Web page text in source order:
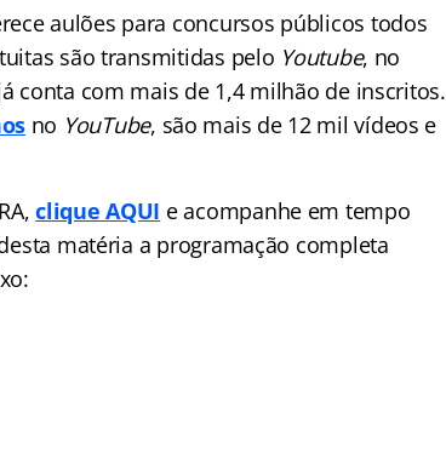
aulões para concursos públicos todos
são transmitidas pelo Youtube, no
conta com mais de 1,4 milhão de inscritos.
no YouTube, são mais de 12 mil vídeos e
clique AQUI e acompanhe em tempo
matéria a programação completa